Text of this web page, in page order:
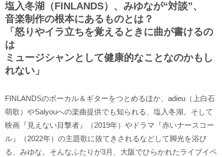
塩入冬湖（FINLANDS）、みゆなが“対談”、
音楽制作の根本にあるものとは？
「怒りやイラ立ちを覚えるときに曲が書けるの
は
ミュージシャンとして健康的なことなのかもし
れない」
FINLANDSのボーカル＆ギターをつとめるほか、adieu（上白石
萌歌）やSalyouへの楽曲提供でも知られる、塩入冬湖。そして
映画『見えない目撃者』（2019年）やドラマ『赤いナースコー
ル』（2022年）の主題歌に抜てきされるなどして脚光を浴び
る、みゆな。そんなふたりが3月、大阪でひらかれたライブイベ